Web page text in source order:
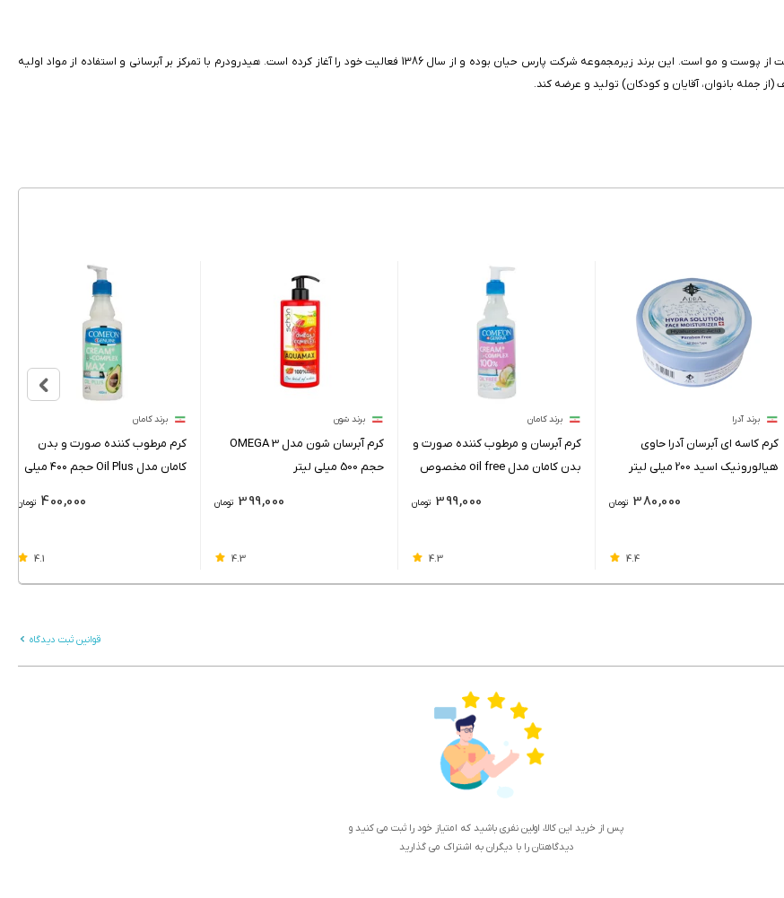
هیدرودرم (Hydroderm) یک برند ایرانی فعال در زمینه تولید محصولات بهداشتی و مراقبت از پوست و مو است. این برند زیرمجموعه شرکت پارس حیان بوده و از سال 1386 فعالیت خود را آغاز کرده است. هیدرودرم با تمرکز بر آبرسانی و استفاده از مواد اولیه
جمله بانوان، آقایان و کودکان) تولید و عرضه کند.
برند آدرا
کرم کاسه ای آبرسان آدرا حاوی
هیالورونیک اسید 200 میلی لیتر
تومان 380,000
4.4
برند کامان
کرم آبرسان و مرطوب کننده صورت و
بدن کامان مدل oil free مخصوص
تومان 399,000
4.3
برند شون
کرم آبرسان شون مدل OMEGA 3
حجم 500 میلی لیتر
تومان 399,000
4.3
برند کامان
کرم مرطوب کننده صورت و بدن
کامان مدل Oil Plus حجم ۴۰۰ میلی
تومان 400,000
4.1
قوانین ثبت دیدگاه
پس از خرید این کالا، اولین نفری باشید که امتیاز خود را ثبت می کنید و
دیدگاهتان را با دیگران به اشتراک می گذارید